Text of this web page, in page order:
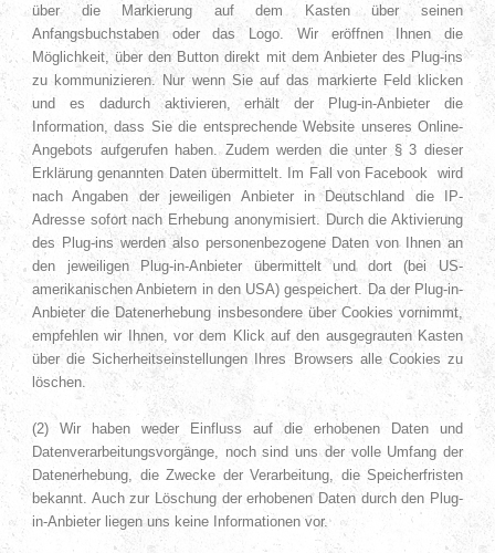
über die Markierung auf dem Kasten über seinen
Anfangsbuchstaben oder das Logo. Wir eröffnen Ihnen die
Möglichkeit, über den Button direkt mit dem Anbieter des Plug-ins
zu kommunizieren. Nur wenn Sie auf das markierte Feld klicken
und es dadurch aktivieren, erhält der Plug-in-Anbieter die
Information, dass Sie die entsprechende Website unseres Online-
Angebots aufgerufen haben. Zudem werden die unter § 3 dieser
Erklärung genannten Daten übermittelt. Im Fall von Facebook wird
nach Angaben der jeweiligen Anbieter in Deutschland die IP-
Adresse sofort nach Erhebung anonymisiert. Durch die Aktivierung
des Plug-ins werden also personenbezogene Daten von Ihnen an
den jeweiligen Plug-in-Anbieter übermittelt und dort (bei US-
amerikanischen Anbietern in den USA) gespeichert. Da der Plug-in-
Anbieter die Datenerhebung insbesondere über Cookies vornimmt,
empfehlen wir Ihnen, vor dem Klick auf den ausgegrauten Kasten
über die Sicherheitseinstellungen Ihres Browsers alle Cookies zu
löschen.
(2) Wir haben weder Einfluss auf die erhobenen Daten und
Datenverarbeitungsvorgänge, noch sind uns der volle Umfang der
Datenerhebung, die Zwecke der Verarbeitung, die Speicherfristen
bekannt. Auch zur Löschung der erhobenen Daten durch den Plug-
in-Anbieter liegen uns keine Informationen vor.